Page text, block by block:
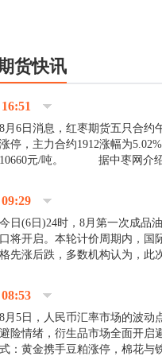
货快讯
16:51
8月6日消息，红枣期货五只合约
涨停，主力合约1912涨幅为
10660元/吨。 据中枣网介绍
家好货依旧惜售挺...
09:29
今日(6日)24时，8月第一次成品
口将开启。本轮计价周期内，国
格先涨后跌，多数机构认为，此
08:53
8月5日，人民币汇率市场的波动
避险情绪，衍生品市场全面开启
式：黄金携手豆粕涨停，棉花与